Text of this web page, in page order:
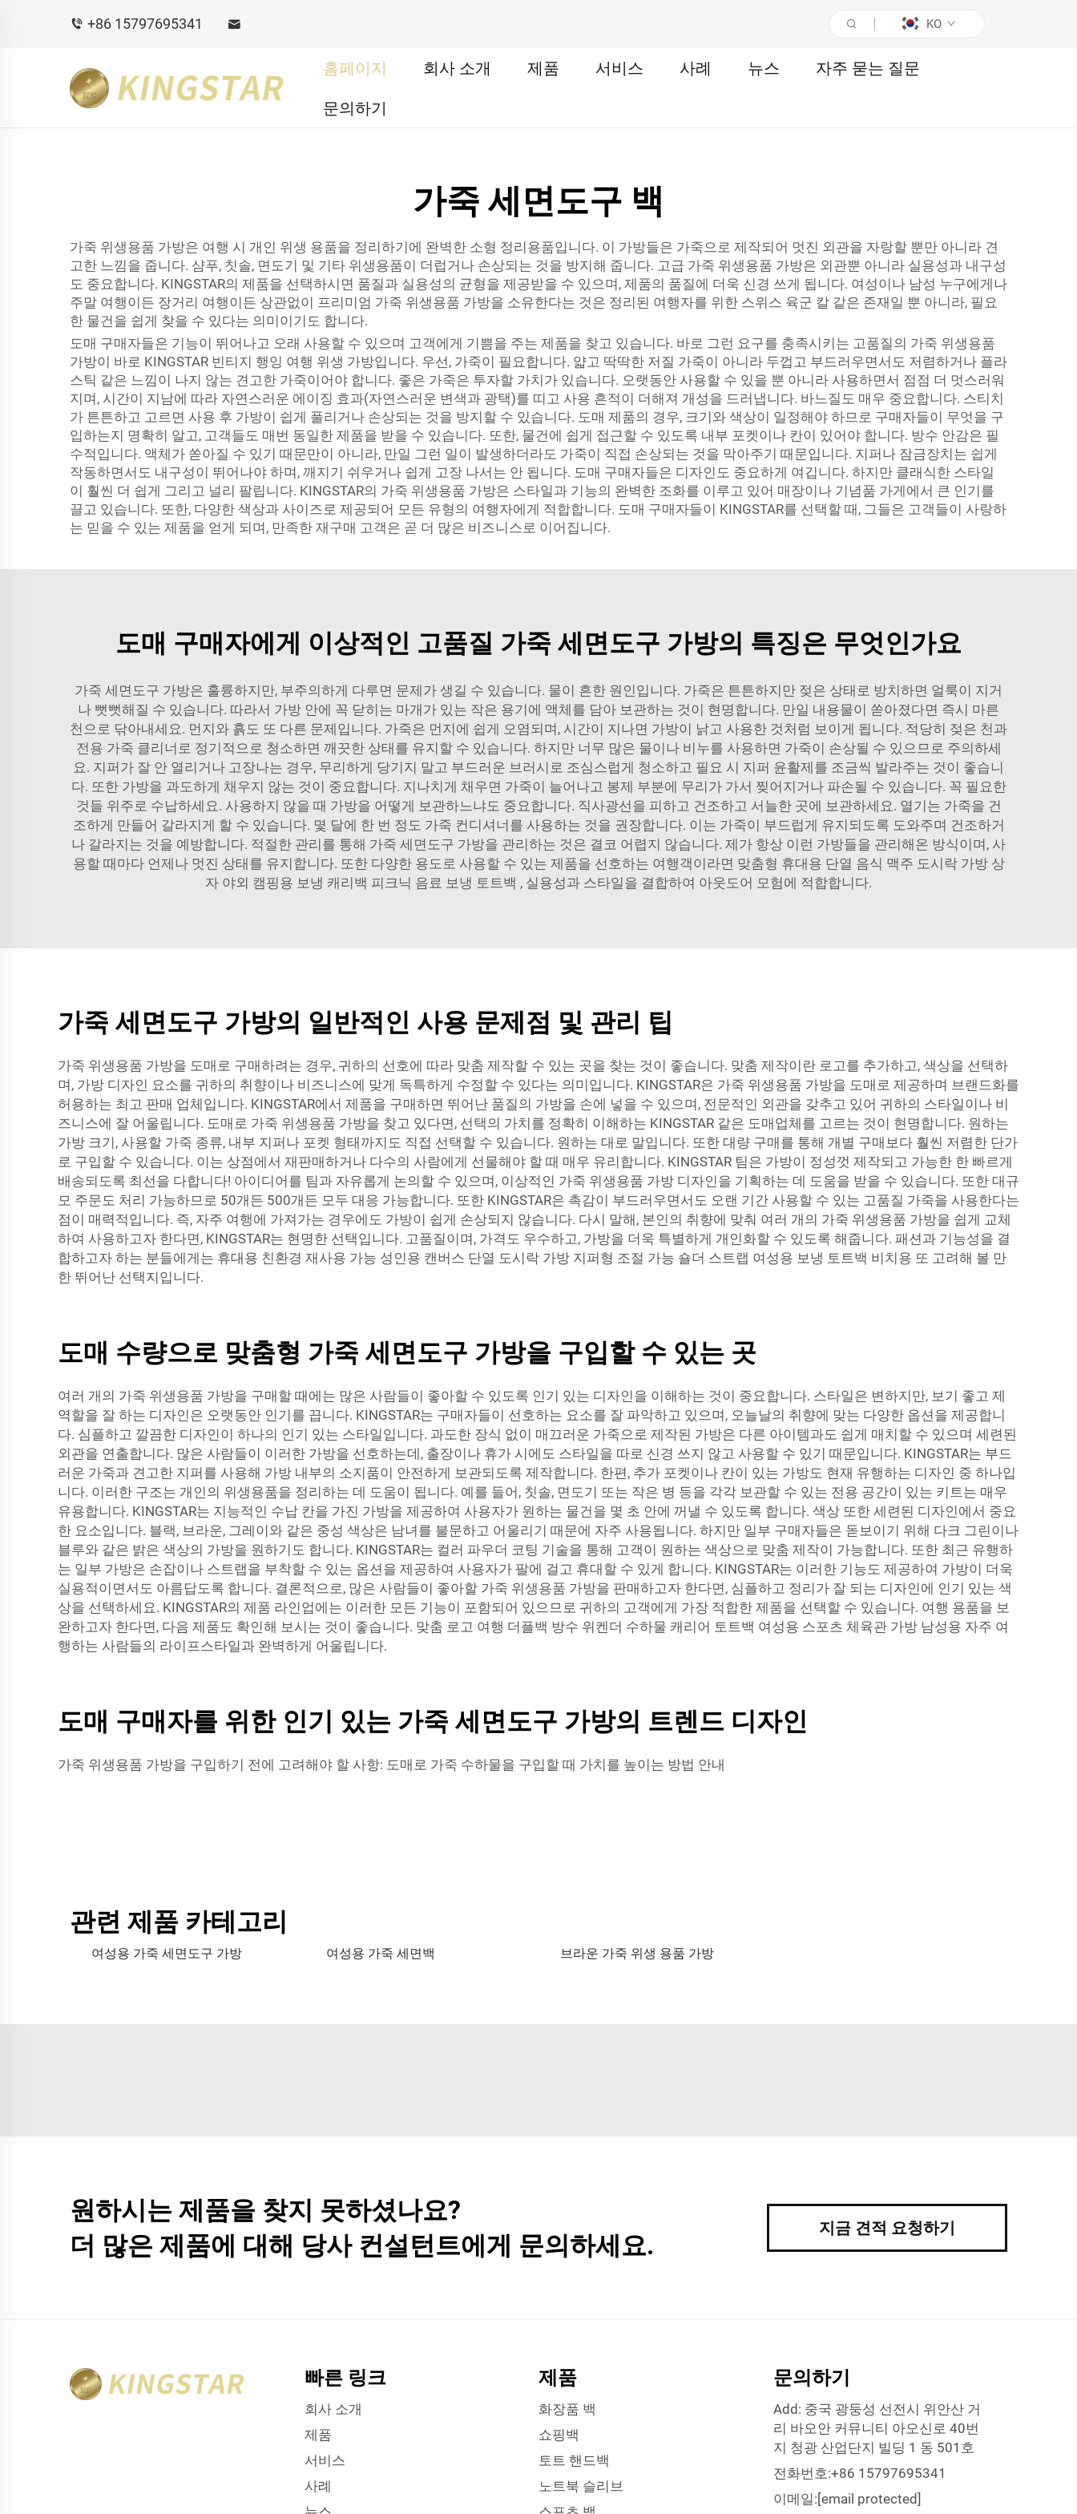
+86 15797695341 KO
홈페이지 회사 소개 제품 서비스 사례 뉴스 자주 묻는 질문
문의하기
가죽 세면도구 백
가죽 위생용품 가방은 여행 시 개인 위생 용품을 정리하기에 완벽한 소형 정리용품입니다. 이 가방들은 가죽으로 제작되어 멋진 외관을 자랑할 뿐만 아니라 견
고한 느낌을 줍니다. 샴푸, 칫솔, 면도기 및 기타 위생용품이 더럽거나 손상되는 것을 방지해 줍니다. 고급 가죽 위생용품 가방은 외관뿐 아니라 실용성과 내구성
도 중요합니다. KINGSTAR의 제품을 선택하시면 품질과 실용성의 균형을 제공받을 수 있으며, 제품의 품질에 더욱 신경 쓰게 됩니다. 여성이나 남성 누구에게나
주말 여행이든 장거리 여행이든 상관없이 프리미엄 가죽 위생용품 가방을 소유한다는 것은 정리된 여행자를 위한 스위스 육군 칼 같은 존재일 뿐 아니라, 필요
한 물건을 쉽게 찾을 수 있다는 의미이기도 합니다.
도매 구매자들은 기능이 뛰어나고 오래 사용할 수 있으며 고객에게 기쁨을 주는 제품을 찾고 있습니다. 바로 그런 요구를 충족시키는 고품질의 가죽 위생용품
가방이 바로 KINGSTAR 빈티지 행잉 여행 위생 가방입니다. 우선, 가죽이 필요합니다. 얇고 딱딱한 저질 가죽이 아니라 두껍고 부드러우면서도 저렴하거나 플라
스틱 같은 느낌이 나지 않는 견고한 가죽이어야 합니다. 좋은 가죽은 투자할 가치가 있습니다. 오랫동안 사용할 수 있을 뿐 아니라 사용하면서 점점 더 멋스러워
지며, 시간이 지남에 따라 자연스러운 에이징 효과(자연스러운 변색과 광택)를 띠고 사용 흔적이 더해져 개성을 드러냅니다. 바느질도 매우 중요합니다. 스티치
가 튼튼하고 고르면 사용 후 가방이 쉽게 풀리거나 손상되는 것을 방지할 수 있습니다. 도매 제품의 경우, 크기와 색상이 일정해야 하므로 구매자들이 무엇을 구
입하는지 명확히 알고, 고객들도 매번 동일한 제품을 받을 수 있습니다. 또한, 물건에 쉽게 접근할 수 있도록 내부 포켓이나 칸이 있어야 합니다. 방수 안감은 필
수적입니다. 액체가 쏟아질 수 있기 때문만이 아니라, 만일 그런 일이 발생하더라도 가죽이 직접 손상되는 것을 막아주기 때문입니다. 지퍼나 잠금장치는 쉽게
작동하면서도 내구성이 뛰어나야 하며, 깨지기 쉬우거나 쉽게 고장 나서는 안 됩니다. 도매 구매자들은 디자인도 중요하게 여깁니다. 하지만 클래식한 스타일
이 훨씬 더 쉽게 그리고 널리 팔립니다. KINGSTAR의 가죽 위생용품 가방은 스타일과 기능의 완벽한 조화를 이루고 있어 매장이나 기념품 가게에서 큰 인기를
끌고 있습니다. 또한, 다양한 색상과 사이즈로 제공되어 모든 유형의 여행자에게 적합합니다. 도매 구매자들이 KINGSTAR를 선택할 때, 그들은 고객들이 사랑하
는 믿을 수 있는 제품을 얻게 되며, 만족한 재구매 고객은 곧 더 많은 비즈니스로 이어집니다.
도매 구매자에게 이상적인 고품질 가죽 세면도구 가방의 특징은 무엇인가요
가죽 세면도구 가방은 훌륭하지만, 부주의하게 다루면 문제가 생길 수 있습니다. 물이 흔한 원인입니다. 가죽은 튼튼하지만 젖은 상태로 방치하면 얼룩이 지거
나 뻣뻣해질 수 있습니다. 따라서 가방 안에 꼭 닫히는 마개가 있는 작은 용기에 액체를 담아 보관하는 것이 현명합니다. 만일 내용물이 쏟아졌다면 즉시 마른
천으로 닦아내세요. 먼지와 흙도 또 다른 문제입니다. 가죽은 먼지에 쉽게 오염되며, 시간이 지나면 가방이 낡고 사용한 것처럼 보이게 됩니다. 적당히 젖은 천과
전용 가죽 클리너로 정기적으로 청소하면 깨끗한 상태를 유지할 수 있습니다. 하지만 너무 많은 물이나 비누를 사용하면 가죽이 손상될 수 있으므로 주의하세
요. 지퍼가 잘 안 열리거나 고장나는 경우, 무리하게 당기지 말고 부드러운 브러시로 조심스럽게 청소하고 필요 시 지퍼 윤활제를 조금씩 발라주는 것이 좋습니
다. 또한 가방을 과도하게 채우지 않는 것이 중요합니다. 지나치게 채우면 가죽이 늘어나고 봉제 부분에 무리가 가서 찢어지거나 파손될 수 있습니다. 꼭 필요한
것들 위주로 수납하세요. 사용하지 않을 때 가방을 어떻게 보관하느냐도 중요합니다. 직사광선을 피하고 건조하고 서늘한 곳에 보관하세요. 열기는 가죽을 건
조하게 만들어 갈라지게 할 수 있습니다. 몇 달에 한 번 정도 가죽 컨디셔너를 사용하는 것을 권장합니다. 이는 가죽이 부드럽게 유지되도록 도와주며 건조하거
나 갈라지는 것을 예방합니다. 적절한 관리를 통해 가죽 세면도구 가방을 관리하는 것은 결코 어렵지 않습니다. 제가 항상 이런 가방들을 관리해온 방식이며, 사
용할 때마다 언제나 멋진 상태를 유지합니다. 또한 다양한 용도로 사용할 수 있는 제품을 선호하는 여행객이라면 맞춤형 휴대용 단열 음식 맥주 도시락 가방 상
자 야외 캠핑용 보냉 캐리백 피크닉 음료 보냉 토트백 , 실용성과 스타일을 결합하여 아웃도어 모험에 적합합니다.
가죽 세면도구 가방의 일반적인 사용 문제점 및 관리 팁
가죽 위생용품 가방을 도매로 구매하려는 경우, 귀하의 선호에 따라 맞춤 제작할 수 있는 곳을 찾는 것이 좋습니다. 맞춤 제작이란 로고를 추가하고, 색상을 선택하
며, 가방 디자인 요소를 귀하의 취향이나 비즈니스에 맞게 독특하게 수정할 수 있다는 의미입니다. KINGSTAR은 가죽 위생용품 가방을 도매로 제공하며 브랜드화를
허용하는 최고 판매 업체입니다. KINGSTAR에서 제품을 구매하면 뛰어난 품질의 가방을 손에 넣을 수 있으며, 전문적인 외관을 갖추고 있어 귀하의 스타일이나 비
즈니스에 잘 어울립니다. 도매로 가죽 위생용품 가방을 찾고 있다면, 선택의 가치를 정확히 이해하는 KINGSTAR 같은 도매업체를 고르는 것이 현명합니다. 원하는
가방 크기, 사용할 가죽 종류, 내부 지퍼나 포켓 형태까지도 직접 선택할 수 있습니다. 원하는 대로 말입니다. 또한 대량 구매를 통해 개별 구매보다 훨씬 저렴한 단가
로 구입할 수 있습니다. 이는 상점에서 재판매하거나 다수의 사람에게 선물해야 할 때 매우 유리합니다. KINGSTAR 팀은 가방이 정성껏 제작되고 가능한 한 빠르게
배송되도록 최선을 다합니다! 아이디어를 팀과 자유롭게 논의할 수 있으며, 이상적인 가죽 위생용품 가방 디자인을 기획하는 데 도움을 받을 수 있습니다. 또한 대규
모 주문도 처리 가능하므로 50개든 500개든 모두 대응 가능합니다. 또한 KINGSTAR은 촉감이 부드러우면서도 오랜 기간 사용할 수 있는 고품질 가죽을 사용한다는
점이 매력적입니다. 즉, 자주 여행에 가져가는 경우에도 가방이 쉽게 손상되지 않습니다. 다시 말해, 본인의 취향에 맞춰 여러 개의 가죽 위생용품 가방을 쉽게 교체
하여 사용하고자 한다면, KINGSTAR는 현명한 선택입니다. 고품질이며, 가격도 우수하고, 가방을 더욱 특별하게 개인화할 수 있도록 해줍니다. 패션과 기능성을 결
합하고자 하는 분들에게는 휴대용 친환경 재사용 가능 성인용 캔버스 단열 도시락 가방 지퍼형 조절 가능 숄더 스트랩 여성용 보냉 토트백 비치용 또 고려해 볼 만
한 뛰어난 선택지입니다.
도매 수량으로 맞춤형 가죽 세면도구 가방을 구입할 수 있는 곳
여러 개의 가죽 위생용품 가방을 구매할 때에는 많은 사람들이 좋아할 수 있도록 인기 있는 디자인을 이해하는 것이 중요합니다. 스타일은 변하지만, 보기 좋고 제
역할을 잘 하는 디자인은 오랫동안 인기를 끕니다. KINGSTAR는 구매자들이 선호하는 요소를 잘 파악하고 있으며, 오늘날의 취향에 맞는 다양한 옵션을 제공합니
다. 심플하고 깔끔한 디자인이 하나의 인기 있는 스타일입니다. 과도한 장식 없이 매끄러운 가죽으로 제작된 가방은 다른 아이템과도 쉽게 매치할 수 있으며 세련된
외관을 연출합니다. 많은 사람들이 이러한 가방을 선호하는데, 출장이나 휴가 시에도 스타일을 따로 신경 쓰지 않고 사용할 수 있기 때문입니다. KINGSTAR는 부드
러운 가죽과 견고한 지퍼를 사용해 가방 내부의 소지품이 안전하게 보관되도록 제작합니다. 한편, 추가 포켓이나 칸이 있는 가방도 현재 유행하는 디자인 중 하나입
니다. 이러한 구조는 개인의 위생용품을 정리하는 데 도움이 됩니다. 예를 들어, 칫솔, 면도기 또는 작은 병 등을 각각 보관할 수 있는 전용 공간이 있는 키트는 매우
유용합니다. KINGSTAR는 지능적인 수납 칸을 가진 가방을 제공하여 사용자가 원하는 물건을 몇 초 안에 꺼낼 수 있도록 합니다. 색상 또한 세련된 디자인에서 중요
한 요소입니다. 블랙, 브라운, 그레이와 같은 중성 색상은 남녀를 불문하고 어울리기 때문에 자주 사용됩니다. 하지만 일부 구매자들은 돋보이기 위해 다크 그린이나
블루와 같은 밝은 색상의 가방을 원하기도 합니다. KINGSTAR는 컬러 파우더 코팅 기술을 통해 고객이 원하는 색상으로 맞춤 제작이 가능합니다. 또한 최근 유행하
는 일부 가방은 손잡이나 스트랩을 부착할 수 있는 옵션을 제공하여 사용자가 팔에 걸고 휴대할 수 있게 합니다. KINGSTAR는 이러한 기능도 제공하여 가방이 더욱
실용적이면서도 아름답도록 합니다. 결론적으로, 많은 사람들이 좋아할 가죽 위생용품 가방을 판매하고자 한다면, 심플하고 정리가 잘 되는 디자인에 인기 있는 색
상을 선택하세요. KINGSTAR의 제품 라인업에는 이러한 모든 기능이 포함되어 있으므로 귀하의 고객에게 가장 적합한 제품을 선택할 수 있습니다. 여행 용품을 보
완하고자 한다면, 다음 제품도 확인해 보시는 것이 좋습니다. 맞춤 로고 여행 더플백 방수 위켄더 수하물 캐리어 토트백 여성용 스포츠 체육관 가방 남성용 자주 여
행하는 사람들의 라이프스타일과 완벽하게 어울립니다.
도매 구매자를 위한 인기 있는 가죽 세면도구 가방의 트렌드 디자인
가죽 위생용품 가방을 구입하기 전에 고려해야 할 사항: 도매로 가죽 수하물을 구입할 때 가치를 높이는 방법 안내
관련 제품 카테고리
여성용 가죽 세면도구 가방 여성용 가죽 세면백 브라운 가죽 위생 용품 가방
원하시는 제품을 찾지 못하셨나요?
더 많은 제품에 대해 당사 컨설턴트에게 문의하세요.
지금 견적 요청하기
빠른 링크
회사 소개
제품
서비스
사례
제품
화장품 백
쇼핑백
토트 핸드백
노트북 슬리브
문의하기
Add: 중국 광둥성 선전시 위안산 거
리 바오안 커뮤니티 아오신로 40번
지 청광 산업단지 빌딩 1 동 501호
전화번호:+86 15797695341
이메일: [email protected]